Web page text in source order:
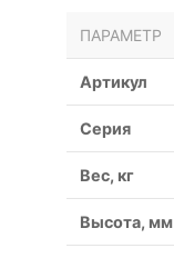
ПАРАМЕТР
Артикул
Серия
Вес, кг
Высота, мм